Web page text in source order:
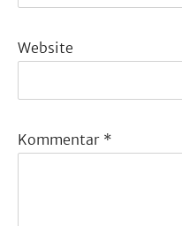
Website
Kommentar *